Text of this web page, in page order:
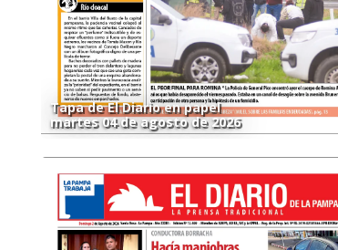
Tapa de El Diario en papel
martes 04 de agosto de 2026